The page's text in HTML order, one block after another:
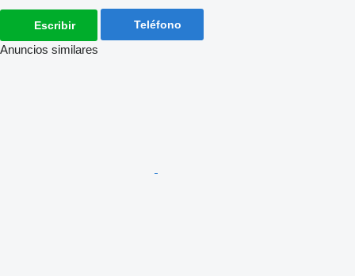
Escribir Teléfono
Anuncios similares